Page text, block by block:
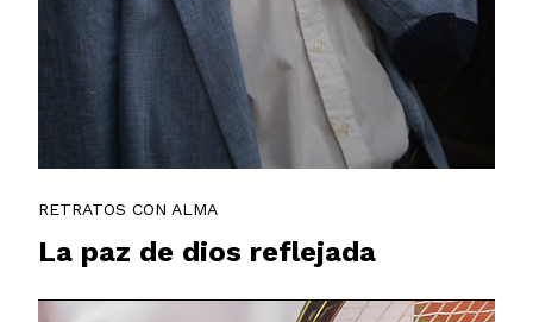
RETRATOS CON ALMA
La paz de dios reflejada